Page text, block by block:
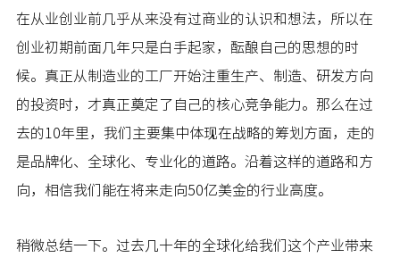
在从业创业前几乎从来没有过商业的认识和想法，所以在
创业初期前面几年只是白手起家，酝酿自己的思想的时
候。真正从制造业的工厂开始注重生产、制造、研发方向
的投资时，才真正奠定了自己的核心竞争能力。那么在过
去的10年里，我们主要集中体现在战略的筹划方面，走的
是品牌化、全球化、专业化的道路。沿着这样的道路和方
向，相信我们能在将来走向50亿美金的行业高度。
稍微总结一下。过去几十年的全球化给我们这个产业带来